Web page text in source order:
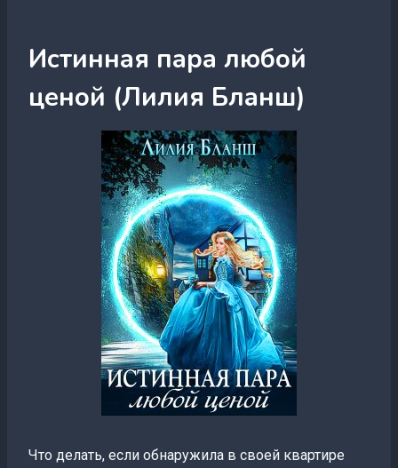
Истинная пара любой
ценой (Лилия Бланш)
Что делать, если обнаружила в своей квартире